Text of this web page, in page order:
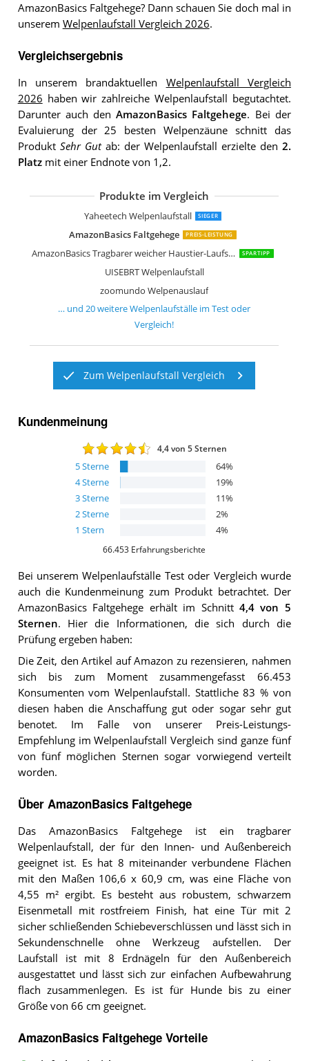
AmazonBasics Faltgehege? Dann schauen Sie doch mal in
unserem Welpenlaufstall Vergleich 2026.
Vergleichsergebnis
In unserem brandaktuellen Welpenlaufstall Vergleich
2026 haben wir zahlreiche Welpenlaufstall begutachtet.
Darunter auch denAmazonBasics Faltgehege. Bei der
Evaluierung der 25 besten Welpenzäune schnitt das
Produkt Sehr Gutab: der Welpenlaufstall erzielte den 2.
Platzmit einer Endnote von 1,2.
Produkte im Vergleich
Yaheetech Welpenlaufstall SIEGER
AmazonBasics Faltgehege PREIS-LEISTUNG
AmazonBasics Tragbarer weicher Haustier-Laufstall SPARTIPP
UISEBRT Welpenlaufstall
zoomundo Welpenauslauf
FEANDREA Welpenauslauf
TRESKO Welpenlaufstall
FEANDREA Welpenauslauf
KaKa Mall Welpenlaufstall
MC Star Tragbarer Welpenlaufstall
Yaheetech Welpenlaufstall
Kerbl Freigehege
dibea FG00542 Welpenauslauf
FEANDREA Welpenauslauf
Me & My Pets Spielgehege
Sam´s Pet Metall Welpenauslauf
TecTake Welpenlaufstall
Goods & Gadgets XXL Welpen-
KEESIN Welpenlaufstall
MC Star Oxford Welpenlaufstall
LANGXUN Laufstall
Cosy Life Welpenlaufstall
… und20weitereWelpenlaufställe im Test oder
Vergleich!
Zum Welpenlaufstall Vergleich
Kundenmeinung
4,4von 5 Sternen
5Sterne 64%
4Sterne 19%
3Sterne 11%
2Sterne 2%
1 Stern 4%
66.453 Erfahrungsberichte
Bei unseremWelpenlaufställe Test oder Vergleich wurde
auch die Kundenmeinung zum Produkt betrachtet. Der
AmazonBasics Faltgehege erhält im Schnitt 4,4von 5
Sternen. Hier die Informationen, die sich durch die
Prüfung ergeben haben:
Die Zeit, den Artikel auf Amazon zu rezensieren, nahmen
sich bis zum Moment zusammengefasst 66.453
Konsumenten vom Welpenlaufstall. Stattliche 83 % von
diesen haben die Anschaffung gut oder sogar sehr gut
benotet. Im Falle von unserer Preis-Leistungs-
Empfehlung im Welpenlaufstall Vergleich sind ganze fünf
von fünf möglichen Sternen sogar vorwiegend verteilt
worden.
Über AmazonBasics Faltgehege
Das AmazonBasics Faltgehege ist ein tragbarer
Welpenlaufstall, der für den Innen- und Außenbereich
geeignet ist. Es hat 8 miteinander verbundene Flächen
mit den Maßen 106,6 x 60,9 cm, was eine Fläche von
4,55 m² ergibt. Es besteht aus robustem, schwarzem
Eisenmetall mit rostfreiem Finish, hat eine Tür mit 2
sicher schließenden Schiebeverschlüssen und lässt sich in
Sekundenschnelle ohne Werkzeug aufstellen. Der
Laufstall ist mit 8 Erdnägeln für den Außenbereich
ausgestattet und lässt sich zur einfachen Aufbewahrung
flach zusammenlegen. Es ist für Hunde bis zu einer
Größe von 66 cm geeignet.
AmazonBasics Faltgehege Vorteile